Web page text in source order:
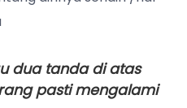
dua tanda di atas
pasti mengalami